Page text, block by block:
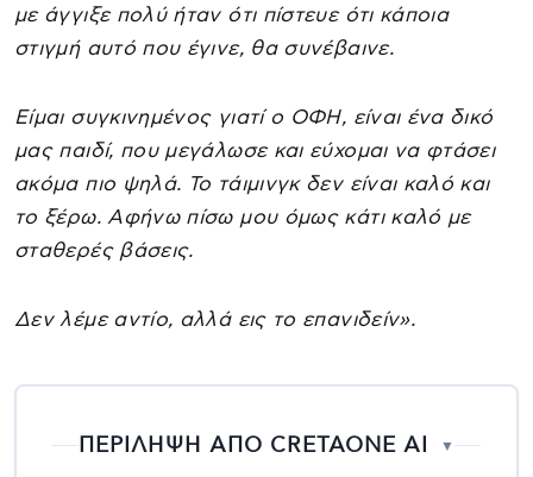
με άγγιξε πολύ ήταν ότι πίστευε ότι κάποια
στιγμή αυτό που έγινε, θα συνέβαινε.
Είμαι συγκινημένος γιατί ο ΟΦΗ, είναι ένα δικό
μας παιδί, που μεγάλωσε και εύχομαι να φτάσει
ακόμα πιο ψηλά. Το τάιμινγκ δεν είναι καλό και
το ξέρω. Αφήνω πίσω μου όμως κάτι καλό με
σταθερές βάσεις.
Δεν λέμε αντίο, αλλά εις το επανιδείν».
ΠΕΡΙΛΗΨΗ ΑΠΟ CRETAONE AI ▼